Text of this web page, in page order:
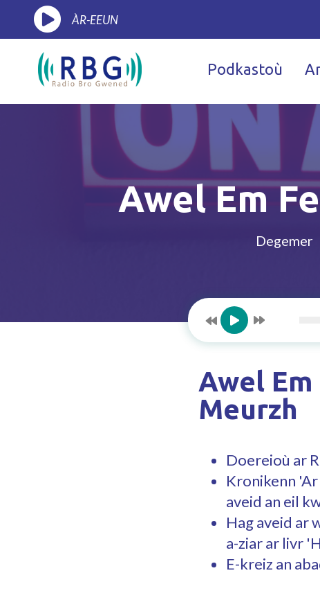
ÀR-EEUN
Podkastoù
Awel Em
Degemer
Awel Em
Meurzh
Doereioù ar
Kronikenn
aveid an eil
Hag aveid ar
a-ziar ar livr
E-kreiz an